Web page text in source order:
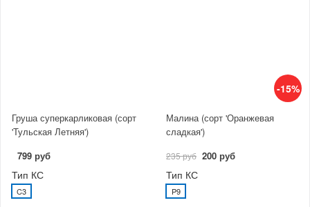
Груша суперкарликовая (сорт
'Тульская Летняя')
799 руб
Тип КС
C3
-15%
Малина (сорт 'Оранжевая
сладкая')
235 руб 200 руб
Тип КС
P9